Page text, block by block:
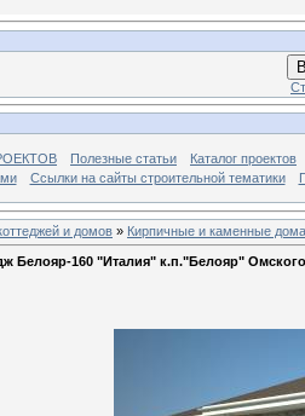
Полезные статьи
Каталог проектов
Ссылки на сайты строительной тематики
и домов » Кирпичные и каменные дома
Белояр-160 "Италия" к.п."Белояр"